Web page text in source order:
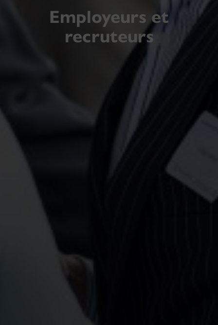
Employeurs et
recruteurs